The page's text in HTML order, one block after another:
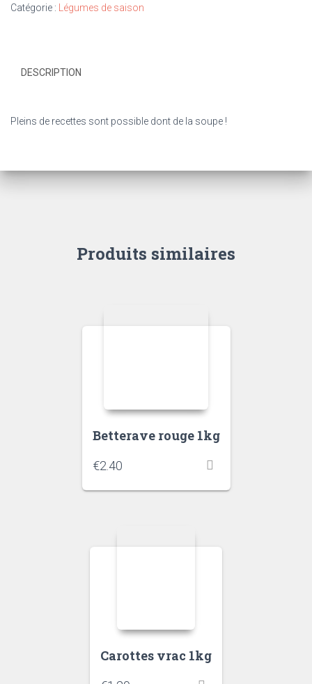
Catégorie : Légumes de saison
DESCRIPTION
Pleins de recettes sont possible dont de la soupe !
Produits similaires
Betterave rouge 1kg
€2.40
Carottes vrac 1kg